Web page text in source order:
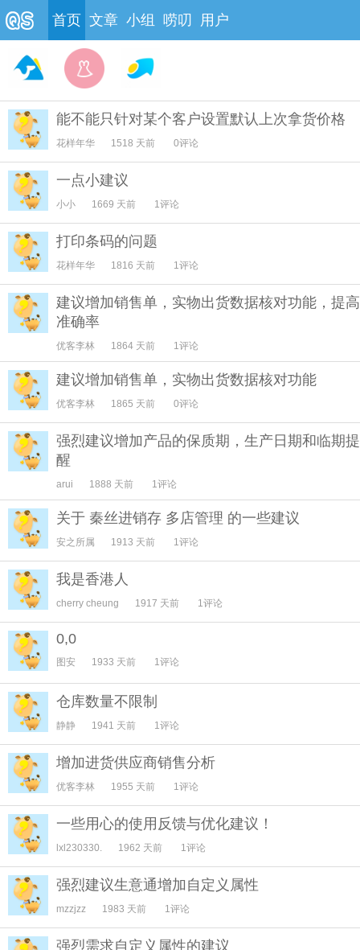
首页 文章 小组 唠叨 用户
能不能只针对某个客户设置默认上次拿货价格
花样年华 1518 天前 0评论
一点小建议
小小 1669 天前 1评论
打印条码的问题
花样年华 1816 天前 1评论
建议增加销售单，实物出货数据核对功能，提高
准确率
优客李林 1864 天前 1评论
建议增加销售单，实物出货数据核对功能
优客李林 1865 天前 0评论
强烈建议增加产品的保质期，生产日期和临期提
醒
arui 1888 天前 1评论
关于 秦丝进销存 多店管理 的一些建议
安之所属 1913 天前 1评论
我是香港人
cherry cheung 1917 天前 1评论
0,0
图安 1933 天前 1评论
仓库数量不限制
静静 1941 天前 1评论
增加进货供应商销售分析
优客李林 1955 天前 1评论
一些用心的使用反馈与优化建议！
lxl230330. 1962 天前 1评论
强烈建议生意通增加自定义属性
mzzjzz 1983 天前 1评论
强烈需求自定义属性的建议